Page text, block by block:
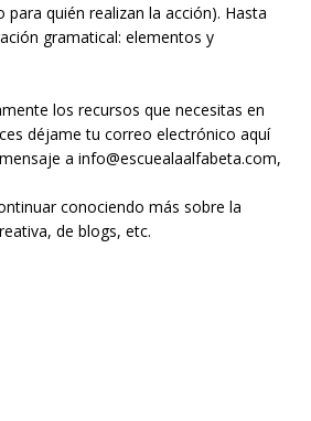
para quién realizan la acción). Hasta
gramatical: elementos y
los recursos que necesitas en
déjame tu correo electrónico aquí
a info@escuealaalfabeta.com,
conociendo más sobre la
de blogs, etc.